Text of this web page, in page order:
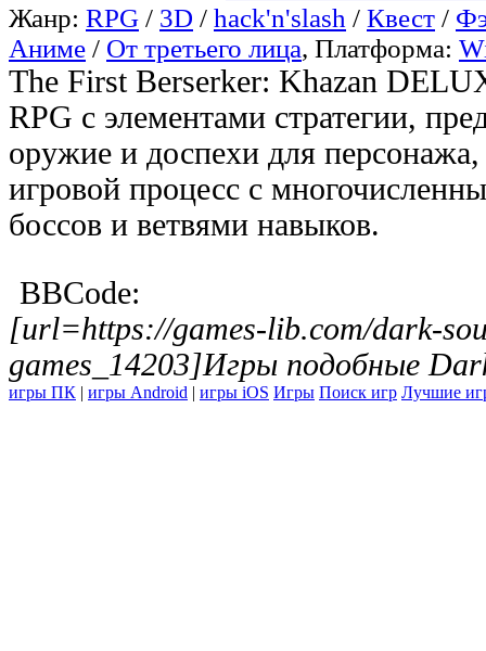
Жанр: RPG / 3D / hack'n'slash / Квест /
Аниме / От третьего лица, Платформа:
The First Berserker: Khazan
RPG с элементами стратегии,
оружие и доспехи для
игровой процесс с
боссов и ветвями навыков.
BBCode:
[url=https://games-lib.com/dark-
games_14203]Игры подобные
игры ПК | игры Android | игры iOS Игры Поиск игр Лучшие